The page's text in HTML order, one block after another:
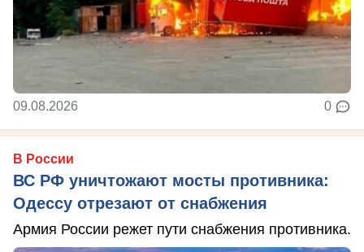
09.08.2026 0
В России
ВС РФ уничтожают мосты противника:
Одессу отрезают от снабжения
Армия России режет пути снабжения противника.